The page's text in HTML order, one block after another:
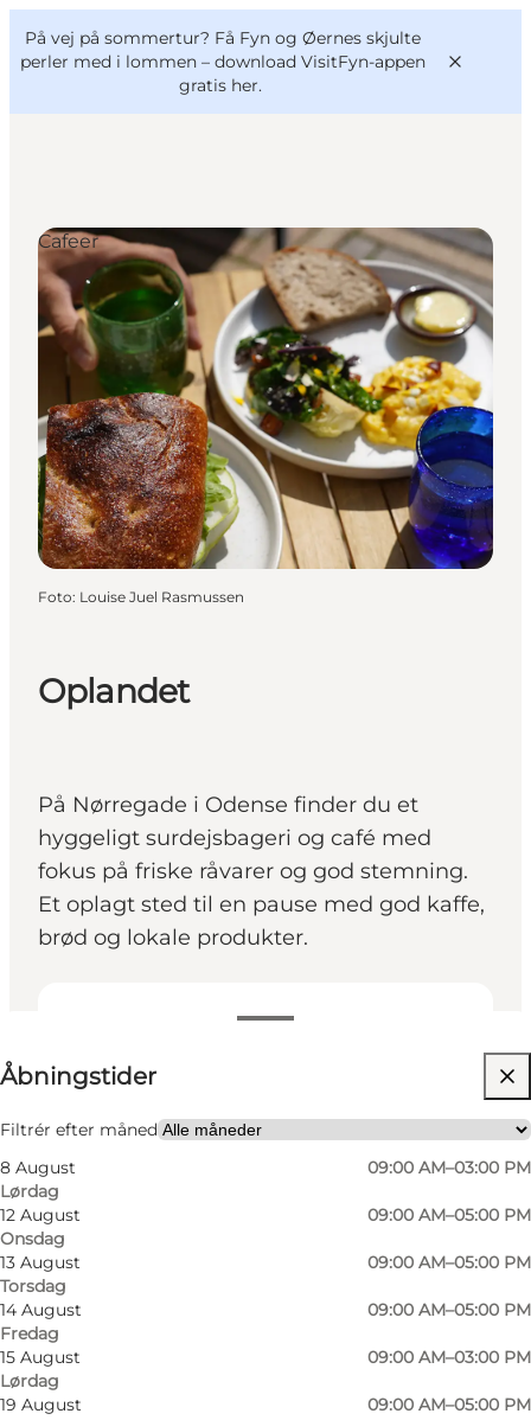
På vej på sommertur? Få Fyn og Øernes skjulte
perler med i lommen – download VisitFyn-appen
gratis her.
Oplevelser
Outdoor
Mad og drikke
Overnatning
Book lokale oplevelser
VisitFyn
Deutsch
Oplandet
På Nørregade i Odense finder du et
hyggeligt surdejsbageri og café med
fokus på friske råvarer og god stemning.
Et oplagt sted til en pause med god kaffe,
brød og lokale produkter.
Åbningstider
Filtrér efter måned
8 August
Lørdag
09:00 AM–03:00 PM
12 August
Onsdag
09:00 AM–05:00 PM
13 August
Torsdag
09:00 AM–05:00 PM
14 August
Fredag
09:00 AM–05:00 PM
15 August
Lørdag
09:00 AM–03:00 PM
19 August
09:00 AM–05:00 PM
Besøg hjemmeside
Venner, Min partner, Mig selv, Børn, Min
virksomhed
Cafeer
Foto: Louise Juel Rasmussen